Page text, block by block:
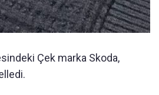
Çek marka Skoda,